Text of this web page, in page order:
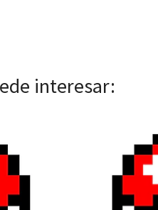
interesar:
detalles